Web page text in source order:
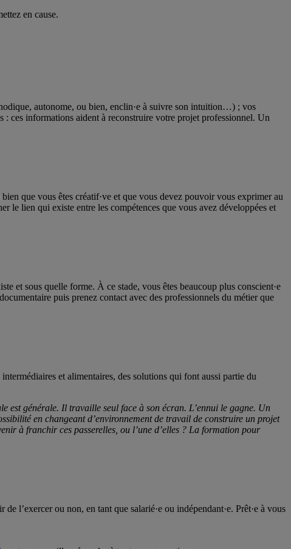
en cause.
autonome, ou bien, enclin·e à suivre son intuition…) ; vos
ces informations aident à reconstruire votre projet professionnel. Un
que vous êtes créatif·ve et que vous devez pouvoir vous exprimer au
le lien qui existe entre les compétences que vous avez développées et
et sous quelle forme. À ce stade, vous êtes beaucoup plus conscient·e
puis prenez contact avec des professionnels du métier que
et alimentaires, des solutions qui font aussi partie du
est générale. Il travaille seul face à son écran. L’ennui le gagne. Un
en changeant d’environnement de travail de construire un projet
à franchir ces passerelles, ou l’une d’elles ? La formation pour
l’exercer ou non, en tant que salarié·e ou indépendant·e. Prêt·e à vous